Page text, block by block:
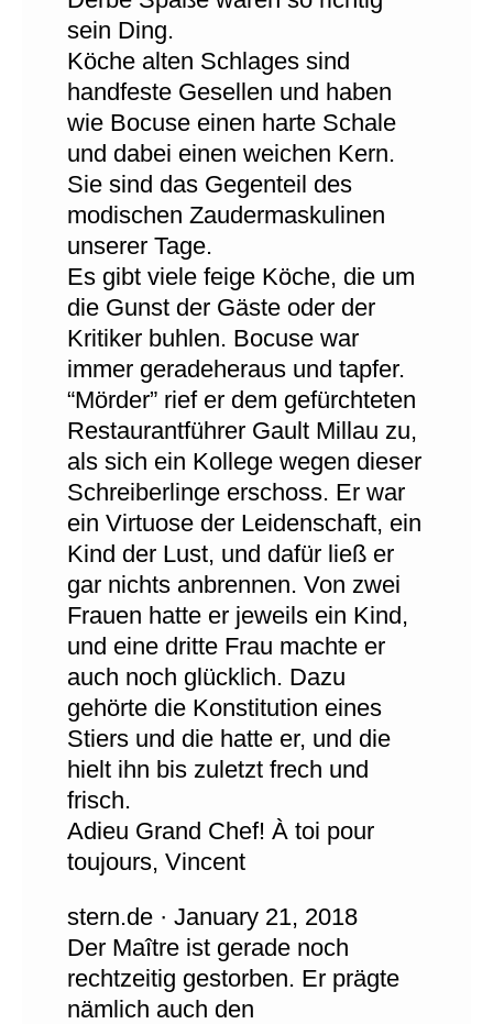
sein Ding.
Köche alten Schlages sind
handfeste Gesellen und haben
wie Bocuse einen harte Schale
und dabei einen weichen Kern.
Sie sind das Gegenteil des
modischen Zaudermaskulinen
unserer Tage.
Es gibt viele feige Köche, die um
die Gunst der Gäste oder der
Kritiker buhlen. Bocuse war
immer geradeheraus und tapfer.
“Mörder” rief er dem gefürchteten
Restaurantführer Gault Millau zu,
als sich ein Kollege wegen dieser
Schreiberlinge erschoss. Er war
ein Virtuose der Leidenschaft, ein
Kind der Lust, und dafür ließ er
gar nichts anbrennen. Von zwei
Frauen hatte er jeweils ein Kind,
und eine dritte Frau machte er
auch noch glücklich. Dazu
gehörte die Konstitution eines
Stiers und die hatte er, und die
hielt ihn bis zuletzt frech und
frisch.
Adieu Grand Chef! À toi pour
toujours, Vincent
stern.de · January 21, 2018
Der Maître ist gerade noch
rechtzeitig gestorben. Er prägte
nämlich auch den